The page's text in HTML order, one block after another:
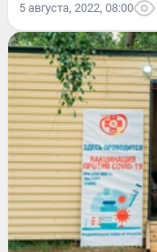
5 августа, 2022, 08:00